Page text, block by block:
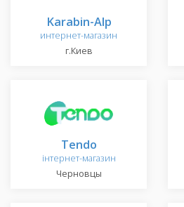
Karabin-Alp
интернет-магазин
г.Киев
Тendo
інтернет-магазин
Черновцы